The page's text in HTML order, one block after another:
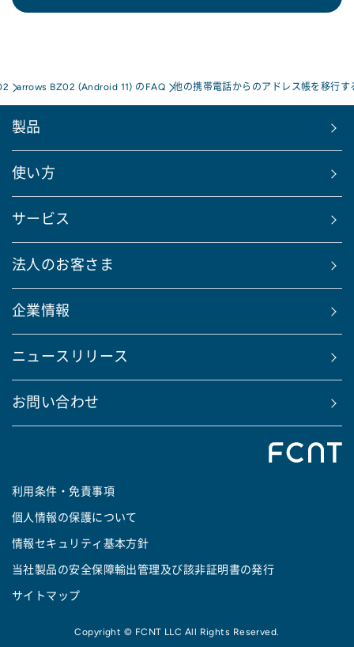
arrows BZ02 (Android 11) のFAQ 他の携帯電話からのアドレス帳を移行
製品
使い方
サービス
法人のお客さま
企業情報
ニュースリリース
お問い合わせ
利用条件・免責事項
個人情報の保護について
情報セキュリティ基本方針
当社製品の安全保障輸出管理及び該非証明書の発行
サイトマップ
Copyright © FCNT LLC All Rights Reserved.